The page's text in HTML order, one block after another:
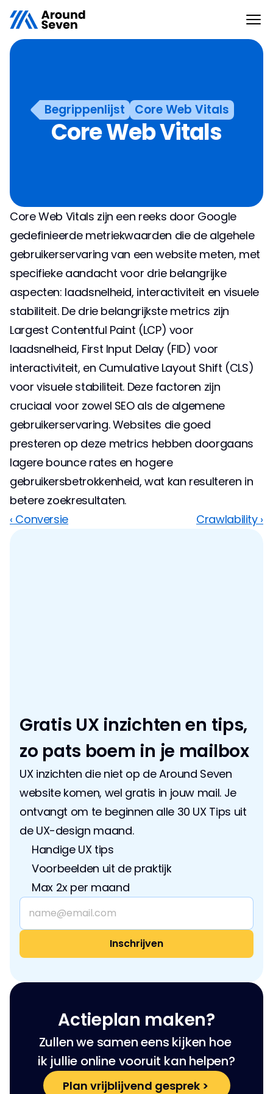
Begrippenlijst Core Web Vitals
Core Web Vitals
Core Web Vitals zijn een reeks door Google
gedefinieerde metriekwaarden die de algehele
gebruikerservaring van een website meten, met
specifieke aandacht voor drie belangrijke
aspecten: laadsnelheid, interactiviteit en visuele
stabiliteit. De drie belangrijkste metrics zijn
Largest Contentful Paint (LCP) voor
laadsnelheid, First Input Delay (FID) voor
interactiviteit, en Cumulative Layout Shift (CLS)
voor visuele stabiliteit. Deze factoren zijn
cruciaal voor zowel SEO als de algemene
gebruikerservaring. Websites die goed
presteren op deze metrics hebben doorgaans
lagere bounce rates en hogere
gebruikersbetrokkenheid, wat kan resulteren in
betere zoekresultaten.
‹ Conversie
Crawlability ›
Gratis UX inzichten en tips,
zo pats boem in je mailbox
UX inzichten die niet op de Around Seven
website komen, wel gratis in jouw mail. Je
ontvangt om te beginnen alle 30 UX Tips uit
de UX-design maand.
Handige UX tips
Voorbeelden uit de praktijk
Max 2x per maand
Actieplan maken?
Zullen we samen eens kijken hoe
ik jullie online vooruit kan helpen?
Plan vrijblijvend gesprek >